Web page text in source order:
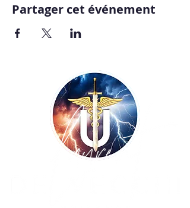
Partager cet événement